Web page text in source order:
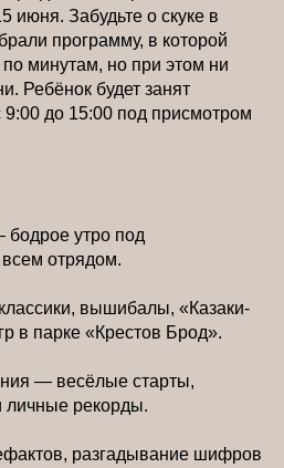
июня. Забудьте о скуке в
программу, в которой
минутам, но при этом ни
Ребёнок будет занят
до 15:00 под присмотром
утро под
отрядом.
вышибалы, «Казаки-
в парке «Крестов Брод».
— весёлые старты,
личные рекорды.
разгадывание шифров